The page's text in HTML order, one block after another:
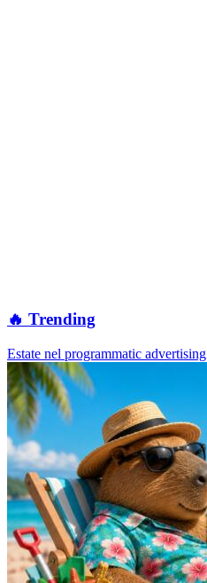
🔥 Trending
Estate nel programmatic advertising